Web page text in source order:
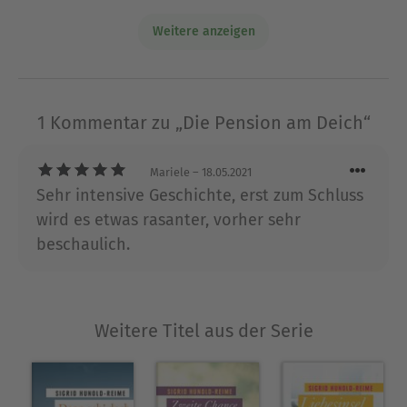
„Syndikat“, der Vereinigung deutschsprachiger
Krimiautorinnen und -autoren. Der Roman
Ausblenden
Weitere anzeigen
1 Kommentar zu „Die Pension am Deich“
Mariele – 18.05.2021
Sehr intensive Geschichte, erst zum Schluss
wird es etwas rasanter, vorher sehr
beschaulich.
Weitere Titel aus der Serie